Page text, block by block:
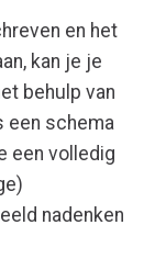
en het
kan je je
behulp van
een schema
een volledig
nadenken